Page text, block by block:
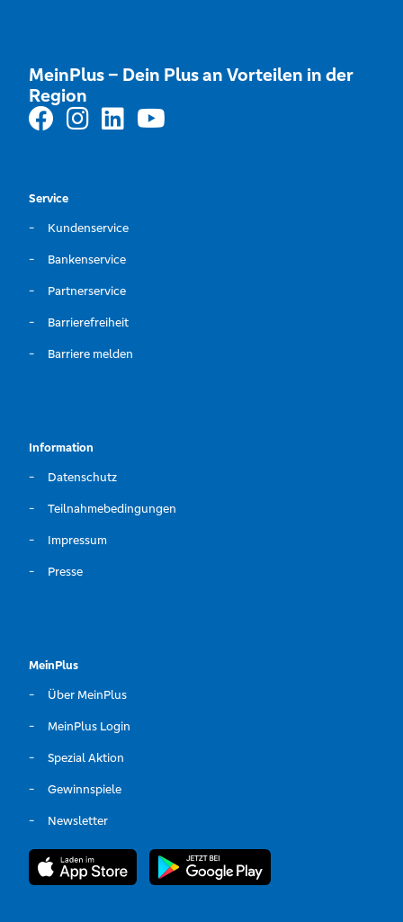
MeinPlus – Dein Plus an Vorteilen in der
Region
Service
Kundenservice
Bankenservice
Partnerservice
Barrierefreiheit
Barriere melden
Information
Datenschutz
Teilnahmebedingungen
Impressum
Presse
MeinPlus
Über MeinPlus
MeinPlus Login
Spezial Aktion
Gewinnspiele
Newsletter